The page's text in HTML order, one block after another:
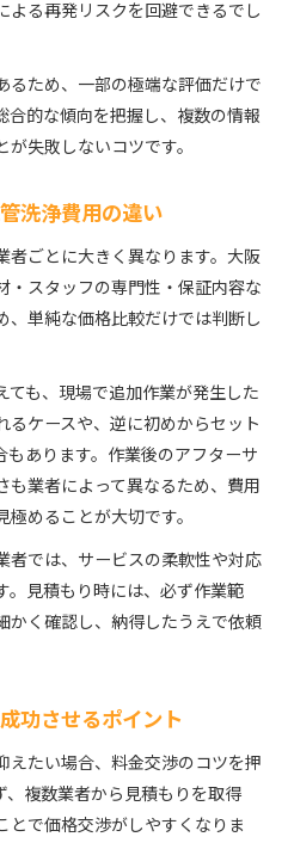
よる再発リスクを回避できるでし
るため、一部の極端な評価だけで
合的な傾向を把握し、複数の情報
失敗しないコツです。
洗浄費用の違い
者ごとに大きく異なります。大阪
・スタッフの専門性・保証内容な
、単純な価格比較だけでは判断し
ても、現場で追加作業が発生した
るケースや、逆に初めからセット
もあります。作業後のアフターサ
も業者によって異なるため、費用
めることが大切です。
者では、サービスの柔軟性や対応
。見積もり時には、必ず作業範
かく確認し、納得したうえで依頼
功させるポイント
えたい場合、料金交渉のコツを押
、複数業者から見積もりを取得
とで価格交渉がしやすくなりま